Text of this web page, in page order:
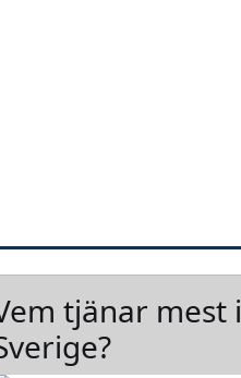
tjänar mest i